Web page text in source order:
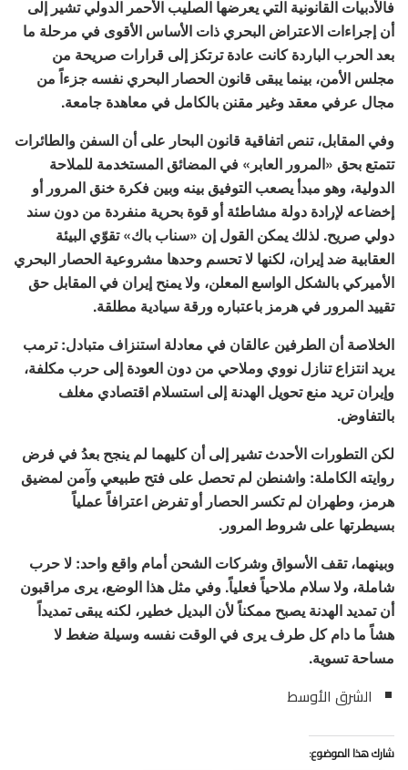
فالأدبيات القانونية التي يعرضها الصليب الأحمر الدولي تشير إلى
أن إجراءات الاعتراض البحري ذات الأساس الأقوى في مرحلة ما
بعد الحرب الباردة كانت عادة ترتكز إلى قرارات صريحة من
مجلس الأمن، بينما يبقى قانون الحصار البحري نفسه جزءاً من
مجال عرفي معقد وغير مقنن بالكامل في معاهدة جامعة.
وفي المقابل، تنص اتفاقية قانون البحار على أن السفن والطائرات
تتمتع بحق «المرور العابر» في المضائق المستخدمة للملاحة
الدولية، وهو مبدأ يصعب التوفيق بينه وبين فكرة خنق المرور أو
إخضاعه لإرادة دولة مشاطئة أو قوة بحرية منفردة من دون سند
دولي صريح. لذلك يمكن القول إن «سناب باك» تقوّي البيئة
العقابية ضد إيران، لكنها لا تحسم وحدها مشروعية الحصار البحري
الأميركي بالشكل الواسع المعلن، ولا يمنح إيران في المقابل حق
تقييد المرور في هرمز باعتباره ورقة سيادية مطلقة.
الخلاصة أن الطرفين عالقان في معادلة استنزاف متبادل: ترمب
يريد انتزاع تنازل نووي وملاحي من دون العودة إلى حرب مكلفة،
وإيران تريد منع تحويل الهدنة إلى استسلام اقتصادي مغلف
بالتفاوض.
لكن التطورات الأحدث تشير إلى أن كليهما لم ينجح بعدُ في فرض
روايته الكاملة: واشنطن لم تحصل على فتح طبيعي وآمن لمضيق
هرمز، وطهران لم تكسر الحصار أو تفرض اعترافاً عملياً
بسيطرتها على شروط المرور.
وبينهما، تقف الأسواق وشركات الشحن أمام واقع واحد: لا حرب
شاملة، ولا سلام ملاحياً فعلياً. وفي مثل هذا الوضع، يرى مراقبون
أن تمديد الهدنة يصبح ممكناً لأن البديل خطير، لكنه يبقى تمديداً
هشاً ما دام كل طرف يرى في الوقت نفسه وسيلة ضغط لا
مساحة تسوية.
الشرق الأوسط
شارك هذا الموضوع: